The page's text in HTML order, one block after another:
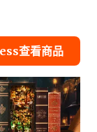
查看商品